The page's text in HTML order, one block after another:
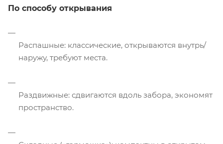
По способу открывания
Распашные: классические, открываются внутрь/
наружу, требуют места.
Раздвижные: сдвигаются вдоль забора, экономят
пространство.